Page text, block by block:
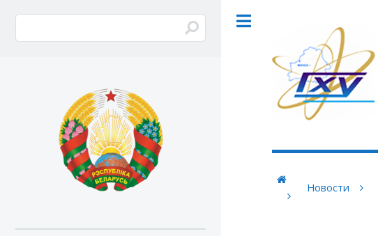
Новости